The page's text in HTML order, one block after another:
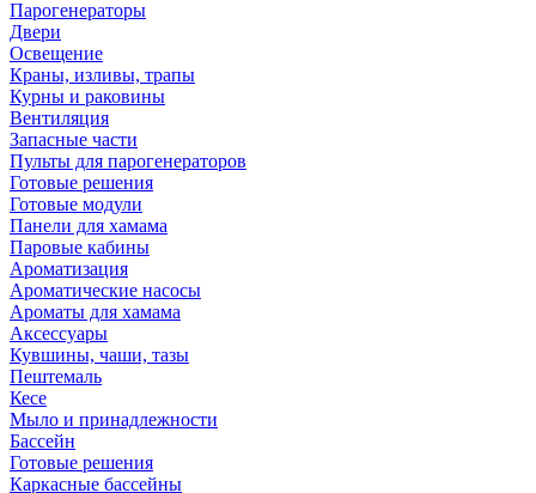
Парогенераторы
Двери
Освещение
Краны, изливы, трапы
Курны и раковины
Вентиляция
Запасные части
Пульты для парогенераторов
Готовые решения
Готовые модули
Панели для хамама
Паровые кабины
Ароматизация
Ароматические насосы
Ароматы для хамама
Аксессуары
Кувшины, чаши, тазы
Пештемаль
Кесе
Мыло и принадлежности
Бассейн
Готовые решения
Каркасные бассейны